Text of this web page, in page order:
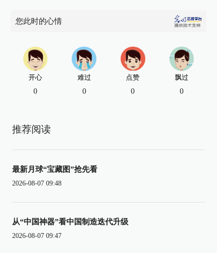
您此时的心情
开心
0
难过
0
点赞
0
飘过
0
推荐阅读
最新月球“宝藏图”抢先看
2026-08-07 09:48
从“中国神器”看中国制造迭代升级
2026-08-07 09:47